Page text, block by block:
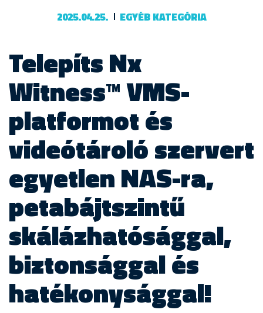
2025.04.25. EGYÉB KATEGÓRIA
Telepíts Nx
Witness™ VMS-
platformot és
videótároló szervert
egyetlen NAS-ra,
petabájtszintű
skálázhatósággal,
biztonsággal és
hatékonysággal!